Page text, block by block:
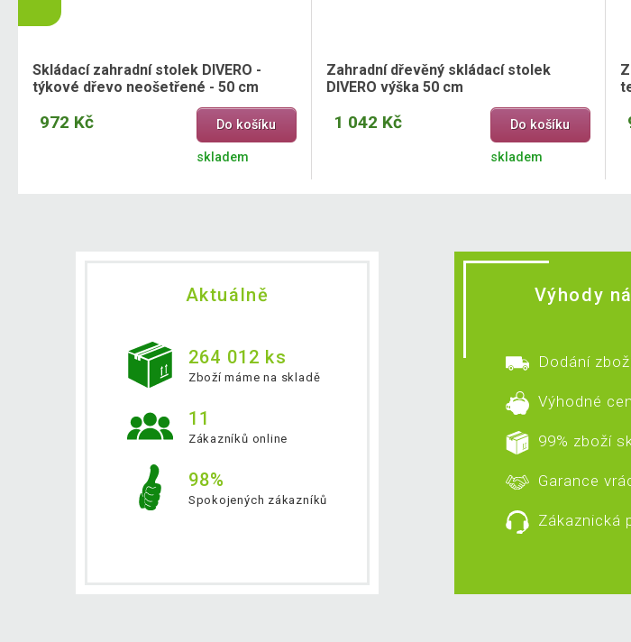
Skládací zahradní stolek DIVERO -
týkové dřevo neošetřené - 50 cm
972 Kč Do košíku
skladem
Zahradní dřevěný skládací stolek
DIVERO výška 50 cm
1 042 Kč Do košíku
skladem
Aktuálně
264 012 ks
Zboží máme na skladě
11
Zákazníků online
98%
Spokojených zákazníků
Výhody
Dodání
Výhodné
99% zboží
Garance
Zákaznická